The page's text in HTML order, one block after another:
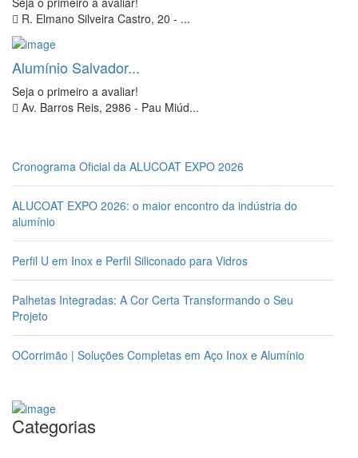
R. Elmano Silveira Castro, 20 - ...
Alumínio Salvador...
Seja o primeiro a avaliar!
Av. Barros Reis, 2986 - Pau Miúd...
Cronograma Oficial da ALUCOAT EXPO 2026
ALUCOAT EXPO 2026: o maior encontro da indústria do
alumínio
Perfil U em Inox e Perfil Siliconado para Vidros
Palhetas Integradas: A Cor Certa Transformando o Seu
Projeto
OCorrimão | Soluções Completas em Aço Inox e Alumínio
Categorias